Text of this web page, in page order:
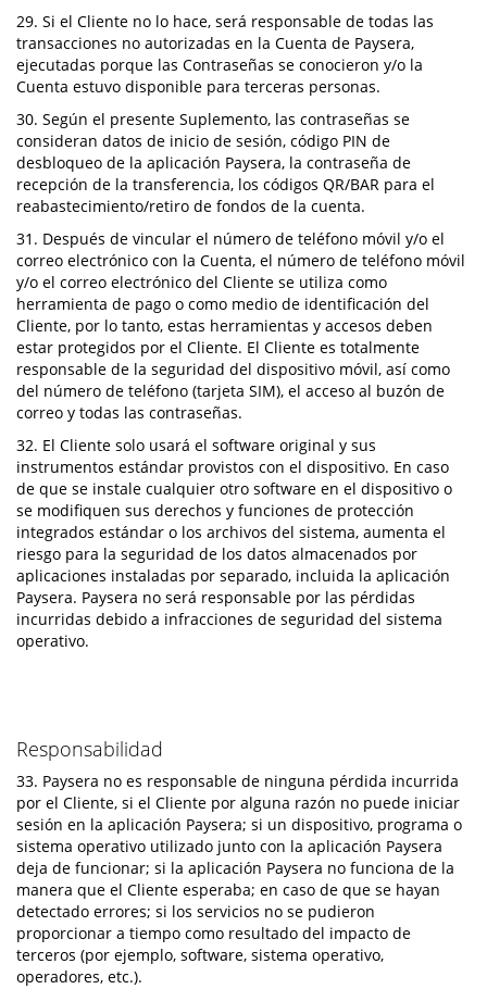
29. Si el Cliente no lo hace, será responsable de todas las
transacciones no autorizadas en la Cuenta de Paysera,
ejecutadas porque las Contraseñas se conocieron y/o la
Cuenta estuvo disponible para terceras personas.
30. Según el presente Suplemento, las contraseñas se
consideran datos de inicio de sesión, código PIN de
desbloqueo de la aplicación Paysera, la contraseña de
recepción de la transferencia, los códigos QR/BAR para el
reabastecimiento/retiro de fondos de la cuenta.
31. Después de vincular el número de teléfono móvil y/o el
correo electrónico con la Cuenta, el número de teléfono móvil
y/o el correo electrónico del Cliente se utiliza como
herramienta de pago o como medio de identificación del
Cliente, por lo tanto, estas herramientas y accesos deben
estar protegidos por el Cliente. El Cliente es totalmente
responsable de la seguridad del dispositivo móvil, así como
del número de teléfono (tarjeta SIM), el acceso al buzón de
correo y todas las contraseñas.
32. El Cliente solo usará el software original y sus
instrumentos estándar provistos con el dispositivo. En caso
de que se instale cualquier otro software en el dispositivo o
se modifiquen sus derechos y funciones de protección
integrados estándar o los archivos del sistema, aumenta el
riesgo para la seguridad de los datos almacenados por
aplicaciones instaladas por separado, incluida la aplicación
Paysera. Paysera no será responsable por las pérdidas
incurridas debido a infracciones de seguridad del sistema
operativo.
Responsabilidad
33. Paysera no es responsable de ninguna pérdida incurrida
por el Cliente, si el Cliente por alguna razón no puede iniciar
sesión en la aplicación Paysera; si un dispositivo, programa o
sistema operativo utilizado junto con la aplicación Paysera
deja de funcionar; si la aplicación Paysera no funciona de la
manera que el Cliente esperaba; en caso de que se hayan
detectado errores; si los servicios no se pudieron
proporcionar a tiempo como resultado del impacto de
terceros (por ejemplo, software, sistema operativo,
operadores, etc.).